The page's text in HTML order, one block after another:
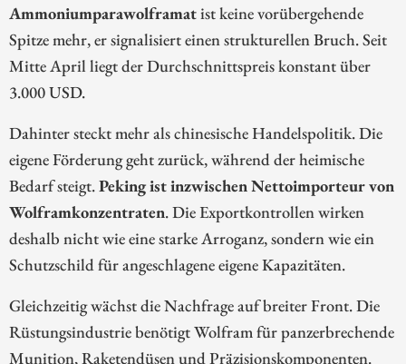
Ammoniumparawolframatist keine vorübergehende
Spitze mehr, er signalisiert einen strukturellen Bruch. Seit
Mitte April liegt der Durchschnittspreis konstant über
3.000 USD.
Dahinter steckt mehr als chinesische Handelspolitik. Die
eigene Förderung geht zurück, während der heimische
Bedarf steigt.Peking ist inzwischen Nettoimporteur von
Wolframkonzentraten. Die Exportkontrollen wirken
deshalb nicht wie eine starke Arroganz, sondern wie ein
Schutzschild für angeschlagene eigene Kapazitäten.
Gleichzeitig wächst die Nachfrage auf breiter Front. Die
Rüstungsindustrie benötigt Wolfram für panzerbrechende
Munition, Raketendüsen und Präzisionskomponenten.